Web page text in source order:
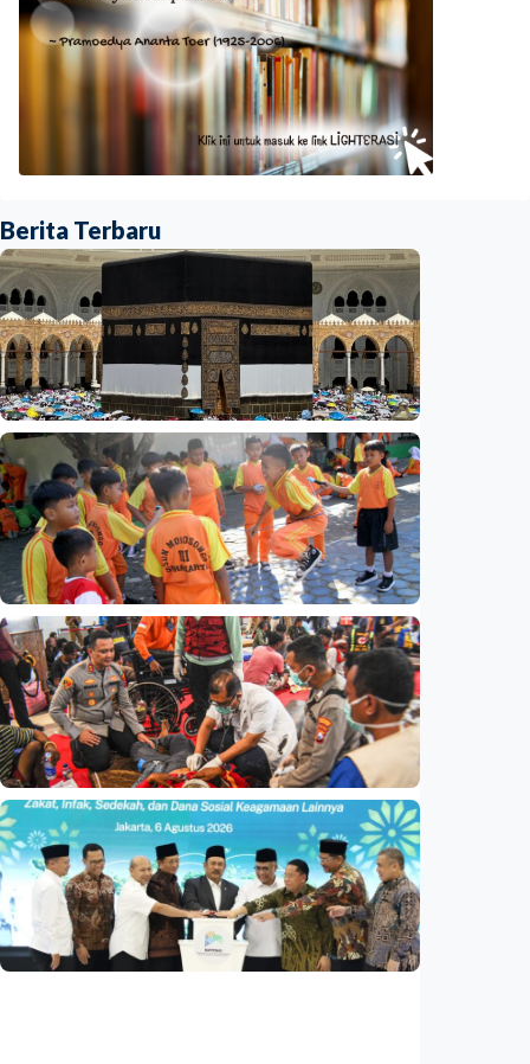
Berita Terbaru
Nasional
Analisis – Ke mana mengalirnya uang jemaah
haji Indonesia? Ada potensi ekonomi yang
bisa kembali ke Tanah Air (1 dari 3 tulisan)
Indonesia•08 Aug 2026
Nasional
Analisis – Belajar dari Australia: Apa yang
bisa dipelajari Indonesia untuk membenahi
kurikulum?
Indonesia 08 Aug 2026
Nasional
Basarnas akhiri operasi SAR KM Mutiara
Sentosa 2
Indonesia•06 Aug 2026